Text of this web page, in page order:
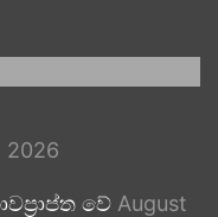
2026
වේ August